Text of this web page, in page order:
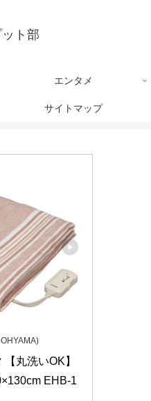
ト部
エンタメ
サイトマップ
丸洗いOK】
EHB-1